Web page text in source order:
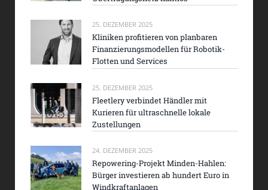
25. DEZEMBER 2025
Kliniken profitieren von planbaren
Finanzierungsmodellen für Robotik-
Flotten und Services
25. DEZEMBER 2025
Fleetlery verbindet Händler mit
Kurieren für ultraschnelle lokale
Zustellungen
24. DEZEMBER 2025
Repowering-Projekt Minden-Hahlen:
Bürger investieren ab hundert Euro in
Windkraftanlagen